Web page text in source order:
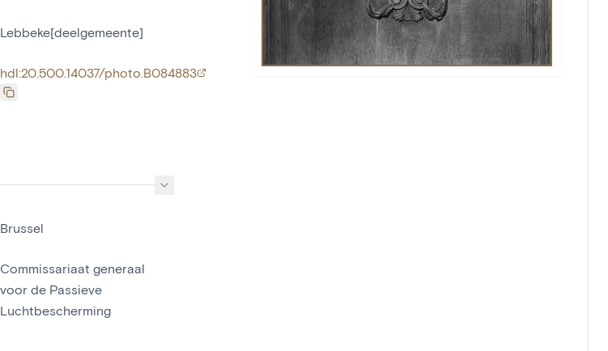
Lebbeke[deelgemeente]
hdl:20.500.14037/photo.B084883
Brussel
Commissariaat generaal
voor de Passieve
Luchtbescherming